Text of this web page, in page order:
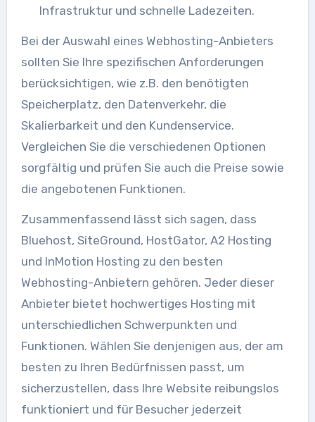
Infrastruktur und schnelle Ladezeiten.
Bei der Auswahl eines Webhosting-Anbieters
sollten Sie Ihre spezifischen Anforderungen
berücksichtigen, wie z.B. den benötigten
Speicherplatz, den Datenverkehr, die
Skalierbarkeit und den Kundenservice.
Vergleichen Sie die verschiedenen Optionen
sorgfältig und prüfen Sie auch die Preise sowie
die angebotenen Funktionen.
Zusammenfassend lässt sich sagen, dass
Bluehost, SiteGround, HostGator, A2 Hosting
und InMotion Hosting zu den besten
Webhosting-Anbietern gehören. Jeder dieser
Anbieter bietet hochwertiges Hosting mit
unterschiedlichen Schwerpunkten und
Funktionen. Wählen Sie denjenigen aus, der am
besten zu Ihren Bedürfnissen passt, um
sicherzustellen, dass Ihre Website reibungslos
funktioniert und für Besucher jederzeit